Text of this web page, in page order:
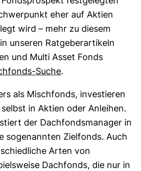
eher auf Aktien
wird – mehr zu diesem
unseren Ratgeberartikeln
und Multi Asset Fonds
Suche.
als Mischfonds, investieren
in Aktien oder Anleihen.
der Dachfondsmanager in
sogenannten Zielfonds. Auch
Arten von
Dachfonds, die nur in